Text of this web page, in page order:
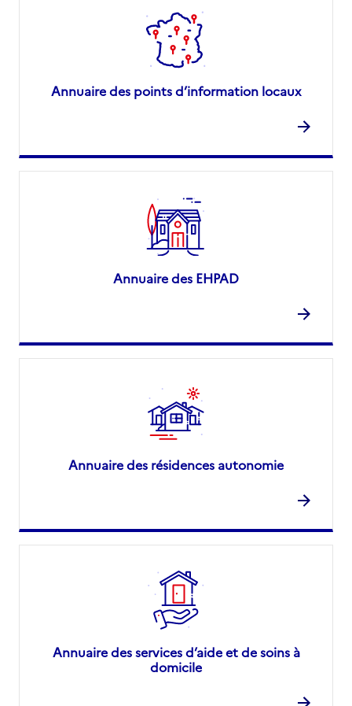
Annuaire des points d’information locaux
Annuaire des EHPAD
Annuaire des résidences autonomie
Annuaire des services d’aide et de soins à
domicile